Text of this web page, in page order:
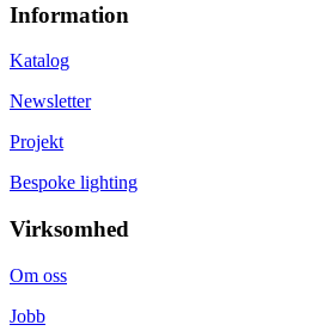
Information
Katalog
Newsletter
Projekt
Bespoke lighting
Virksomhed
Om oss
Jobb